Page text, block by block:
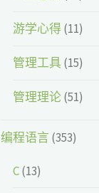
游学心得(11)
管理工具(15)
管理理论(51)
编程语言(353)
C(13)